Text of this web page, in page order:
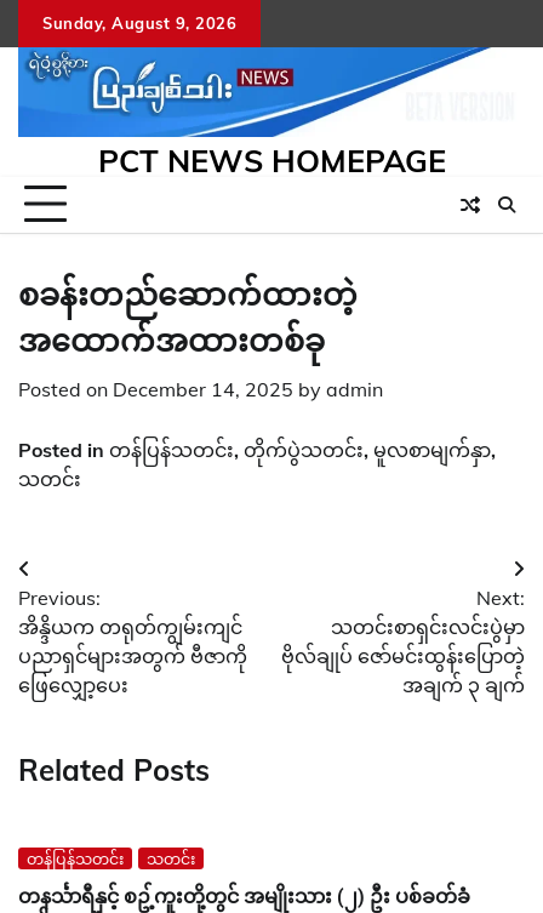
to
content
Sunday, August 9, 2026
PCT NEWS HOMEPAGE
စခန်းတည်ဆောက်ထားတဲ့
အထောက်အထားတစ်ခု
Posted on December 14, 2025 by admin
Posted in တန်ပြန်သတင်း, တိုက်ပွဲသတင်း, မူလစာမျက်နှာ,
သတင်း
Post
navigation
Previous:
အိန္ဒိယက တရုတ်ကျွမ်းကျင်
ပညာရှင်များအတွက် ဗီဇာကို
ဖြေလျှော့ပေး
Next:
သတင်းစာရှင်းလင်းပွဲမှာ
ဗိုလ်ချုပ် ဇော်မင်းထွန်းပြောတဲ့
အချက် ၃ ချက်
Related Posts
တန်ပြန်သတင်း သတင်း
တနင်္သာရီနှင့် စဥ့်ကူးတို့တွင် အမျိုးသား (၂) ဦး ပစ်ခတ်ခံ